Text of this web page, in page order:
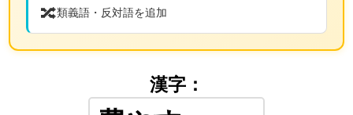
🔀類義語・反対語を追加
漢字：